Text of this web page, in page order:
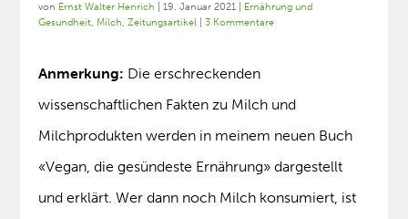
von Ernst Walter Henrich |19. Januar 2021
Ernährung und
Gesundheit, Milch,Zeitungsartikel |3 Kommentare
Anmerkung: Die erschreckenden
wissenschaftlichen Fakten zu Milch und
Milchprodukten werden in meinem neuen Buch
«Vegan, die gesündeste Ernährung» dargestellt
und erklärt. Wer dann noch Milch konsumiert, ist